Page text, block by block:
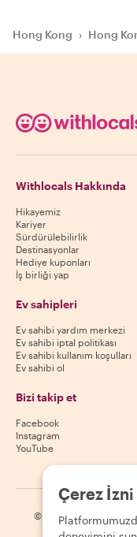
Hong Kong › Hong
Withlocals Hakkında
Hikayemiz
Kariyer
Sürdürülebilirlik
Destinasyonlar
Hediye kuponları
İş birliği yap
Ev sahipleri
Ev sahibi yardım merkezi
Ev sahibi iptal politikası
Ev sahibi kullanım koşulları
Ev sahibi ol
Bizi takip et
Facebook
Instagram
YouTube
© 2026 Withlocals.com
Çerez İzni